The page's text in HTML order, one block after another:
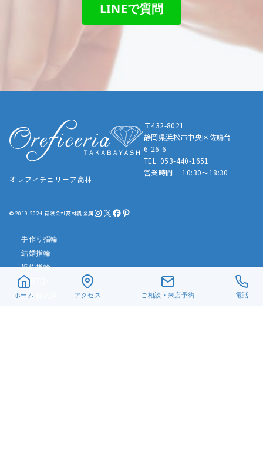
LINEで質問
オレフィチェリーア高林
〒432-8021
静岡県浜松市中央区佐鳴台
6-26-6
TEL. 053-440-1651
営業時間 10:30～18:30
© 2019-2024 有限会社髙林貴金属InstagramX Facebook Pinterest
手作り指輪
結婚指輪
婚約指輪
LGBTQ+
お客様の声
ホーム アクセス ご相談・来店予約 電話